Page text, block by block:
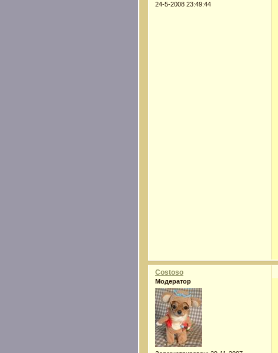
24-5-2008 23:49:44
Costoso
Модератор